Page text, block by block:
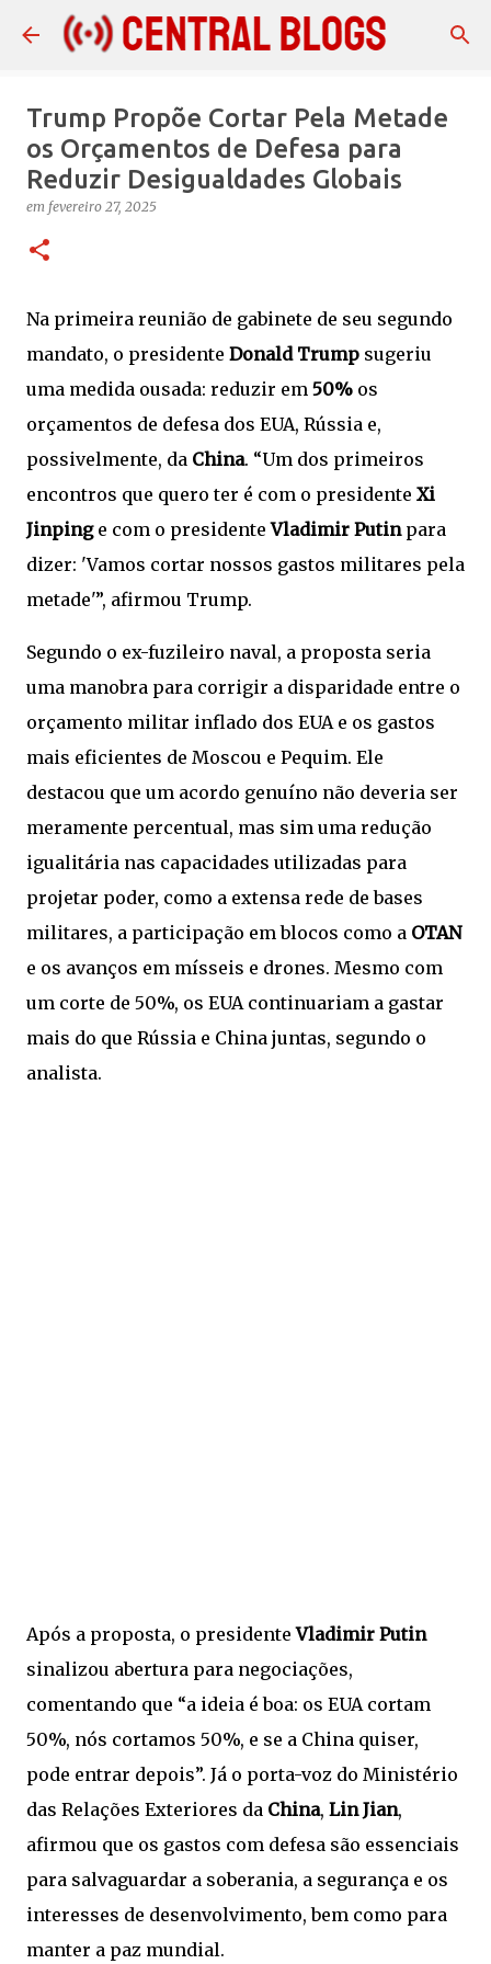
Pular para o conteúdo principal
Trump Propõe Cortar Pela Metade
os Orçamentos de Defesa para
Reduzir Desigualdades Globais
em fevereiro 27, 2025
Na primeira reunião de gabinete de seu segundo
mandato, o presidente Donald Trump sugeriu
uma medida ousada: reduzir em 50% os
orçamentos de defesa dos EUA, Rússia e,
possivelmente, da China. “Um dos primeiros
encontros que quero ter é com o presidente Xi
Jinpinge com o presidenteVladimir Putinpara
dizer: 'Vamos cortar nossos gastos militares pela
metade'”, afirmou Trump.
Segundo o ex-fuzileiro naval, a proposta seria
uma manobra para corrigir a disparidade entre o
orçamento militar inflado dos EUA e os gastos
mais eficientes de Moscou e Pequim. Ele
destacou que um acordo genuíno não deveria ser
meramente percentual, mas sim uma redução
igualitária nas capacidades utilizadas para
projetar poder, como a extensa rede de bases
militares, a participação em blocos como a OTAN
e os avanços em mísseis e drones. Mesmo com
um corte de 50%, os EUA continuariam a gastar
mais do que Rússia e China juntas, segundo o
analista.
Após a proposta, o presidenteVladimir Putin
sinalizou abertura para negociações,
comentando que “a ideia é boa: os EUA cortam
50%, nós cortamos 50%, e se a China quiser,
pode entrar depois”. Já o porta-voz do Ministério
das Relações Exteriores da China, Lin Jian,
afirmou que os gastos com defesa são essenciais
para salvaguardar a soberania, a segurança e os
interesses de desenvolvimento, bem como para
manter a paz mundial.